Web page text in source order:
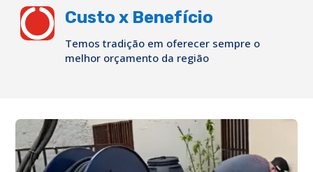
 Custo x Benefício
Temos tradição em oferecer sempre o
melhor orçamento da região